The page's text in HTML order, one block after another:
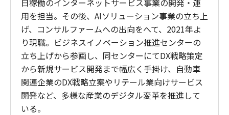
用を担当。その後、AIソリューション事業の立ち上
げ、コンサルファームへの出向をへて、2021年よ
り現職。ビジネスイノベーション推進センターの
立ち上げから参画し、同センターにてDX戦略策定
から新規サービス開発まで幅広く手掛け、自動車
関連企業のDX戦略立案やリテール業向けサービス
開発など、多様な産業のデジタル変革を推進して
いる。